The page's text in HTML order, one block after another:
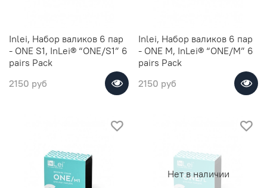
Inlei, Набор валиков 6 пар
- ONE S1, InLei® “ONE/S1” 6
pairs Pack
2150 руб
Inlei, Набор валиков 6 пар
- ONE M, InLei® “ONE/M” 6
pairs Pack
2150 руб
Нет в наличии